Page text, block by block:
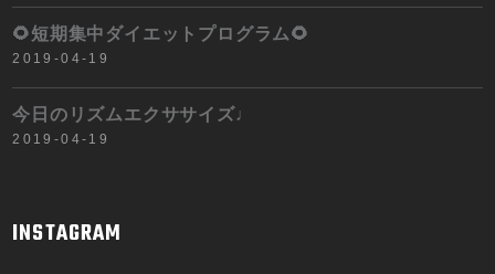
🌻短期集中ダイエットプログラム🌻
2019-04-19
今日のリズムエクササイズ♩
2019-04-19
INSTAGRAM